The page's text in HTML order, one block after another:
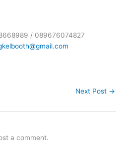
/ 089676074827
Next Post →
a comment.